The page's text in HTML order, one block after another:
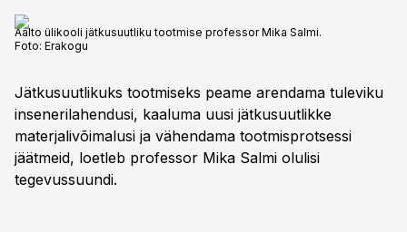
Aalto ülikooli jätkusuutliku tootmise professor Mika Salmi.
Foto: Erakogu
Jätkusuutlikuks tootmiseks peame arendama tuleviku
insenerilahendusi, kaaluma uusi jätkusuutlikke
materjalivõimalusi ja vähendama tootmisprotsessi
jäätmeid, loetleb professor Mika Salmi olulisi
tegevussuundi.